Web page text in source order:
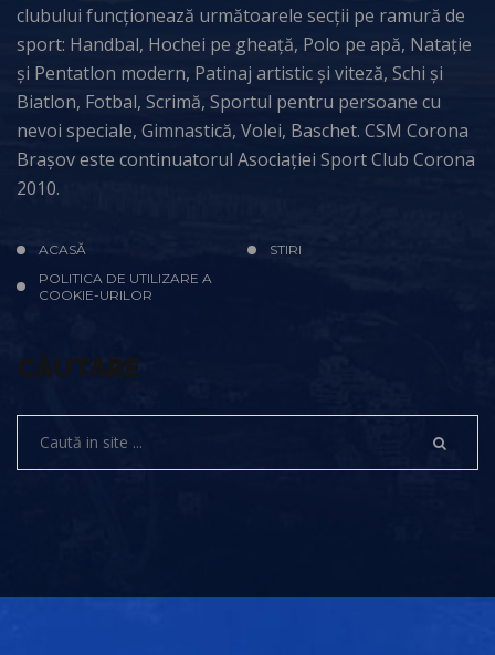
clubului funcționează următoarele secții pe ramură de
sport: Handbal, Hochei pe gheață, Polo pe apă, Natație
și Pentatlon modern, Patinaj artistic și viteză, Schi și
Biatlon, Fotbal, Scrimă, Sportul pentru persoane cu
nevoi speciale, Gimnastică, Volei, Baschet. CSM Corona
Brașov este continuatorul Asociației Sport Club Corona
2010.
ACASĂ
STIRI
POLITICA DE UTILIZARE A
COOKIE-URILOR
CĂUTARE